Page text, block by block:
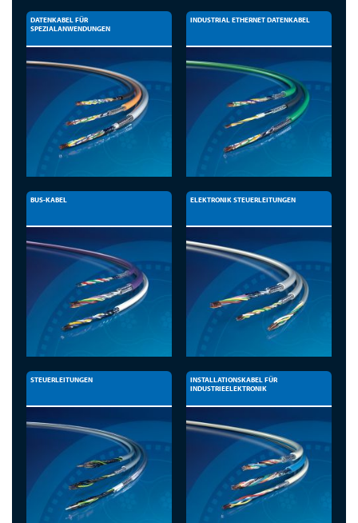
DATENKABEL FÜR
SPEZIALANWENDUNGEN
INDUSTRIAL ETHERNET DATENKABEL
BUS-KABEL ELEKTRONIK STEUERLEITUNGEN
STEUERLEITUNGEN
INSTALLATIONSKABEL FÜR
INDUSTRIEELEKTRONIK